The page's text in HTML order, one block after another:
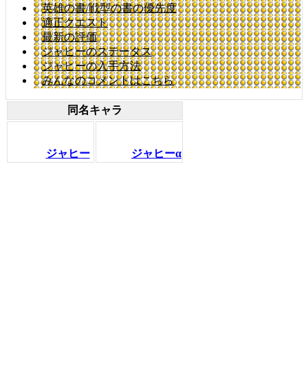
英雄の書/戦型の書の優先度
適正クエスト
最新の評価
ジャヒーのステータス
ジャヒーの入手方法
みんなのコメントはこちら
同名キャラ
ジャヒー ジャヒーα